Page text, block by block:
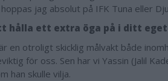
jag absolut på IFK Tuna eller
hålla ett extra öga på i ditt eget
en otroligt skicklig målvakt både
för oss. Sen har vi Yassin (Jalil
han skulle vilja.